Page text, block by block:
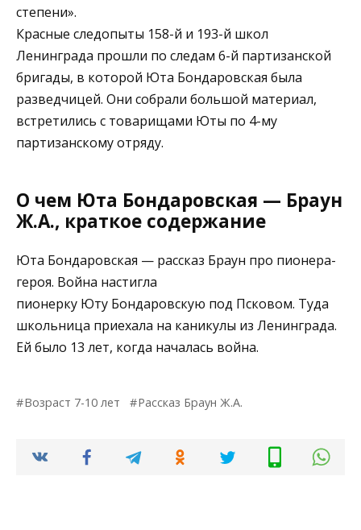
степени».
Красные следопыты 158-й и 193-й школ
Ленинграда прошли по следам 6-й партизанской
бригады, в которой Юта Бондаровская была
разведчицей. Они собрали большой материал,
встретились с товарищами Юты по 4-му
партизанскому отряду.
О чем Юта Бондаровская — Браун
Ж.А., краткое содержание
Юта Бондаровская — рассказ Браун про пионера-
героя. Война настигла
пионерку Юту Бондаровскую под Псковом. Туда
школьница приехала на каникулы из Ленинграда.
Ей было 13 лет, когда началась война.
Возраст 7-10 лет Рассказ Браун Ж.А.